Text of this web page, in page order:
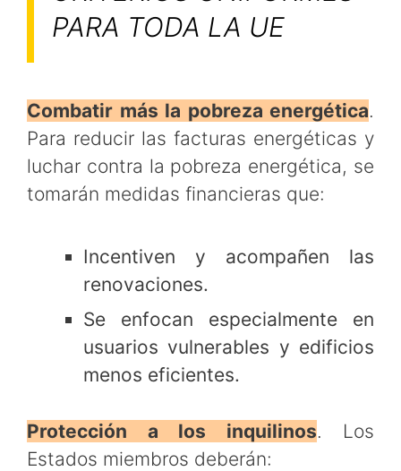
PARA TODA LA UE
Combatir más la pobreza energética.
Para reducir las facturas energéticas y
luchar contra la pobreza energética, se
tomarán medidas financieras que:
Incentiven y acompañen las
renovaciones.
Se enfocan especialmente en
usuarios vulnerables y edificios
menos eficientes.
Protección a los inquilinos. Los
Estados miembros deberán: